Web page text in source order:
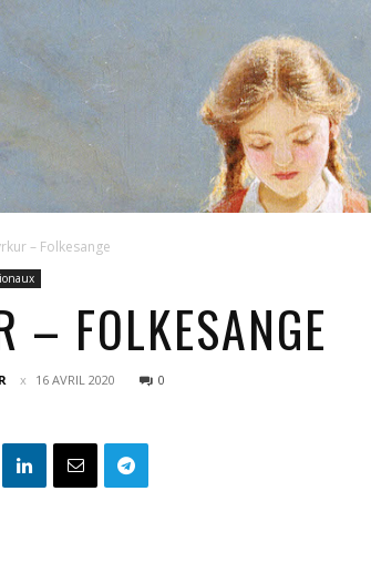
– Folkesange
– FOLKESANGE
16 AVRIL 2020 0